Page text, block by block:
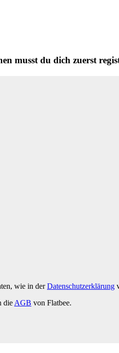
musst du dich zuerst
wie in derDatenschutzerklärung
die AGB von Flatbee.